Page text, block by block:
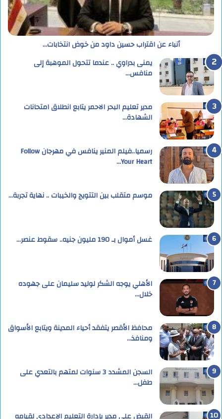
أنباء عن اقتراب حسين داود من خوض انتخابات…
يمنى بدراوي .. عندما تتحول الموهبة إلى
منافس…
مدير تعليم البحر الاحمر يتابع انطلاق امتحانات
الشهادة…
رسميا..فيلم المنير ينافس في مهرجان Follow
Your Heart…
موسم متقلب بين التتويج والخيبات .. نهاية تجربة…
غسل أموال بـ 190 مليون جنيه.. سقوط عنصر…
الأهلي يوجه الشكر لوليد سليمان على جهوده
خلال…
محافظ الأقصر يتفقد أحياء المدينة ويتابع الأسواق
ومنافذ…
السجن المشدد 3 سنوات لمتهم بالتعدي على
طفل…